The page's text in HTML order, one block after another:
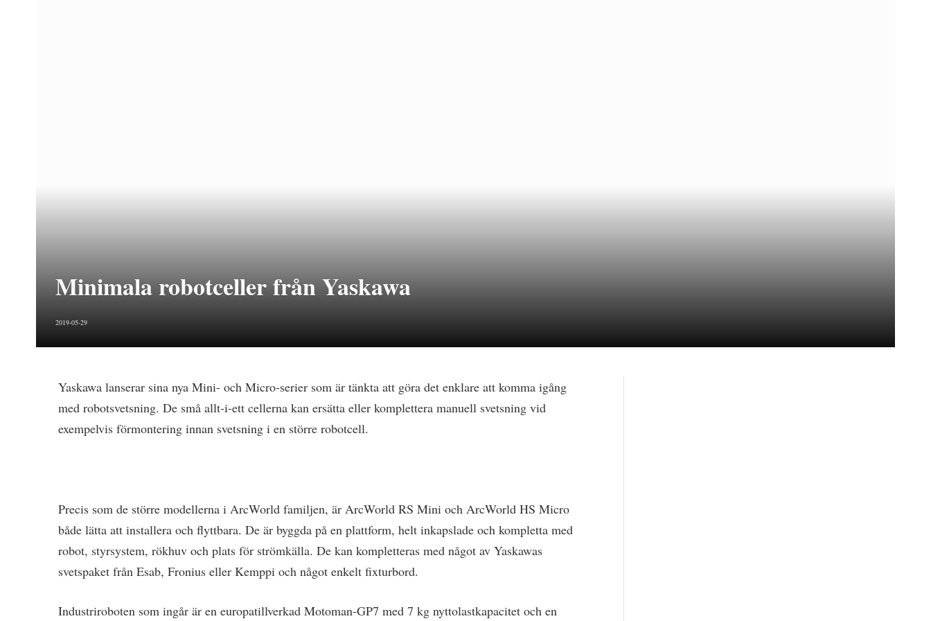
Minimala robotceller från Yaskawa
2019-05-29
Yaskawa lanserar sina nya Mini- och Micro-serier som är tänkta att göra det enklare att komma igång
med robotsvetsning. De små allt-i-ett cellerna kan ersätta eller komplettera manuell svetsning vid
exempelvis förmontering innan svetsning i en större robotcell.
Precis som de större modellerna i ArcWorld familjen, är ArcWorld RS Mini och ArcWorld HS Micro
både lätta att installera och flyttbara. De är byggda på en plattform, helt inkapslade och kompletta med
robot, styrsystem, rökhuv och plats för strömkälla. De kan kompletteras med något av Yaskawas
svetspaket från Esab, Fronius eller Kemppi och något enkelt fixturbord.
Industriroboten som ingår är en europatillverkad Motoman-GP7 med 7 kg nyttolastkapacitet och en